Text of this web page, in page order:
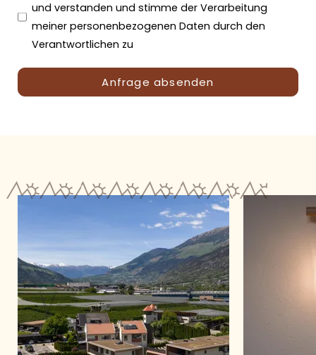
PREIS BERECHNEN
und verstanden und stimme der Verarbeitung
meiner personenbezogenen Daten durch den
Verantwortlichen zu